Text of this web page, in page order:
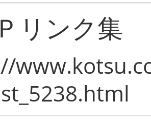
リンク集